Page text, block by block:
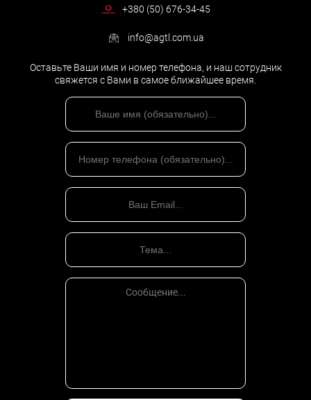
+380 (50) 676-34-45
info@agtl.com.ua
Оставьте Ваши имя и номер телефона, и наш сотрудник
свяжется с Вами в самое ближайшее время.